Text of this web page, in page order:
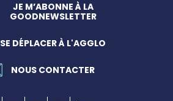
JE M’ABONNE À LA
GOODNEWSLETTER
SE DÉPLACER À L'AGGLO
NOUS CONTACTER